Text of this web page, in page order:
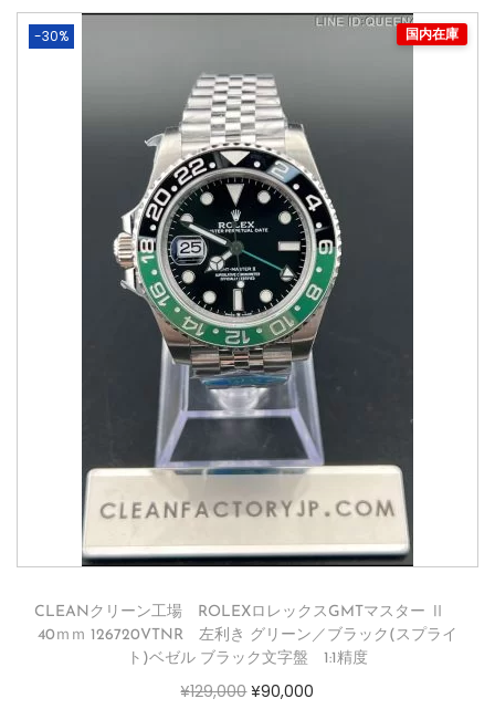
国内在庫
-30%
CLEANクリーン工場 ROLEXロレックスGMTマスター Ⅱ
40ｍｍ 126720VTNR 左利き グリーン／ブラック(スプライ
ト)ベゼル ブラック文字盤 1:1精度
¥129,000 ¥90,000